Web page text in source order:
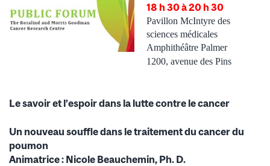
18 h 30 à 20 h 30
Pavillon McIntyre des
sciences médicales
Amphithéâtre Palmer
1200, avenue des Pins
Le savoir et l’espoir dans la lutte contre le cancer
Un nouveau souffle dans le traitement du cancer du
poumon
Animatrice : Nicole Beauchemin, Ph. D.